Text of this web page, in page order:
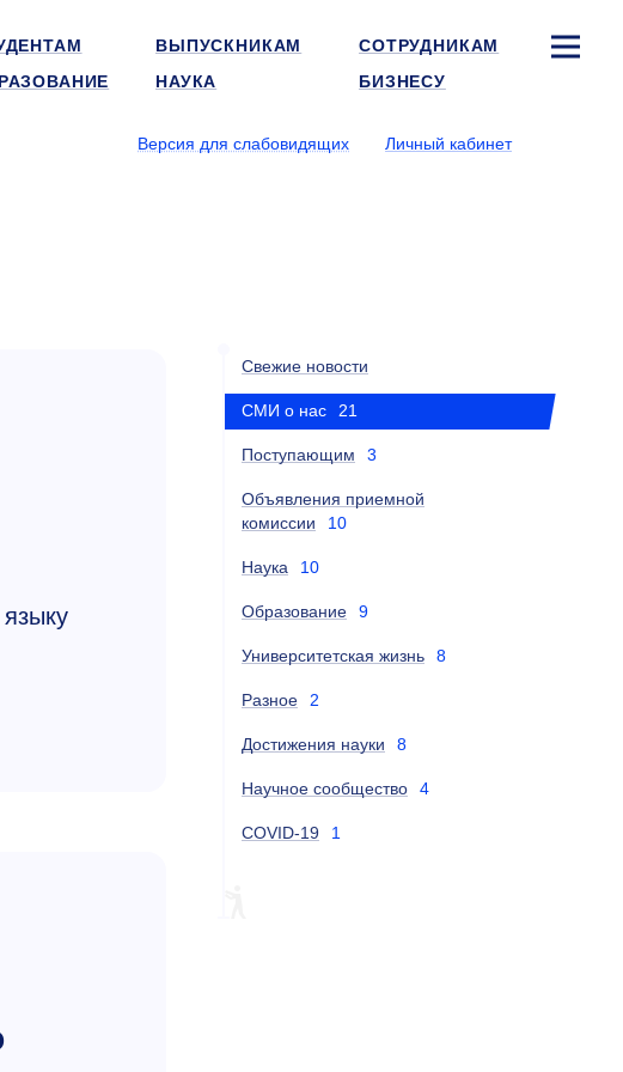
ВЫПУСКНИКАМ
СОТРУДНИКАМ
НАУКА БИЗНЕСУ
Версия для слабовидящих
Личный кабинет
Свежие новости
СМИ о нас 21
Поступающим 3
Объявления приемной
комиссии
10
Наука 10
Образование 9
Университетская жизнь 8
Разное 2
Достижения науки 8
Научное сообщество 4
COVID-19 1